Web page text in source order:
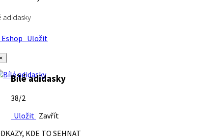
adidasky
Uložit
Bílé adidasky
38/2
Uložit Zavřít
KDE TO SEHNAT